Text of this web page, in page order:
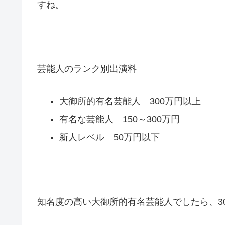
すね。
芸能人のランク別出演料
大御所的有名芸能人 300万円以上
有名な芸能人 150～300万円
新人レベル 50万円以下
知名度の高い大御所的有名芸能人でしたら、